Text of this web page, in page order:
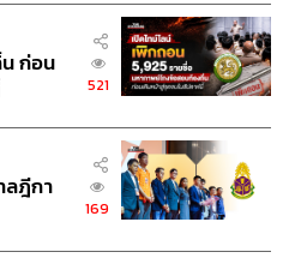
ามารถแจ้งเบาะแสได้ที่
งเรื่องร้องเรียนที่กอง
ลอด 24 ชั่วโมง
จิรสันต์ แก้วแสงเอก
เทพมหานคร
รบาล
ก่อน
521
ลฎีกา
169